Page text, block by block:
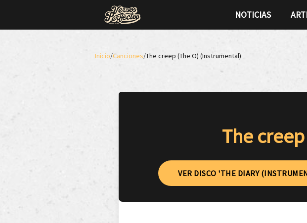
NOTICIAS
Inicio/Canciones/The creep (The O) (Instrumental)
The
VER DISCO 'THE DIARY